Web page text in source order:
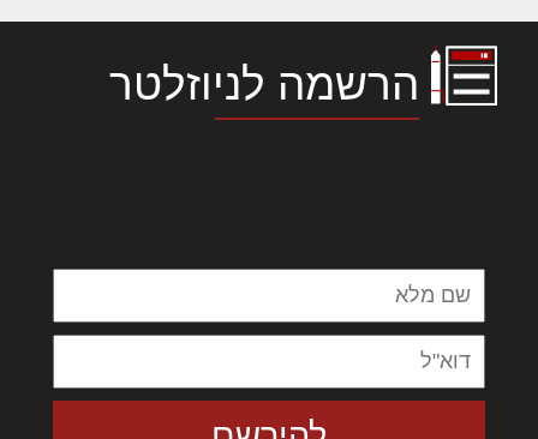
הרשמה לניוזלטר